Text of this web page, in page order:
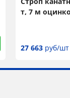
т, 7 м
27 663 руб/шт